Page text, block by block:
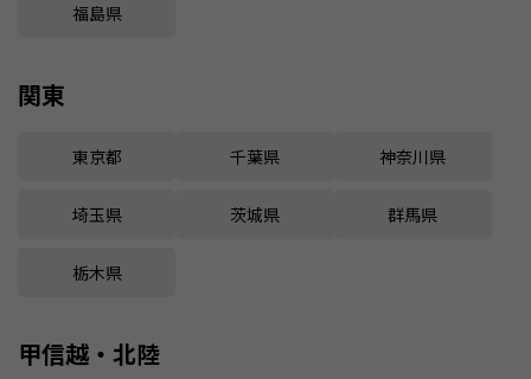
福島県
関東
東京都 千葉県 神奈川県
埼玉県 茨城県 群馬県
栃木県
甲信越・北陸